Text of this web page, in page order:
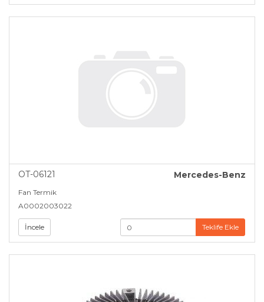
OT-06121 Mercedes-Benz
Fan Termik
A0002003022
İncele Teklife Ekle